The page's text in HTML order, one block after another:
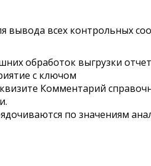
вывода всех контрольных
обработок выгрузки
с ключом
Комментарий
по значениям